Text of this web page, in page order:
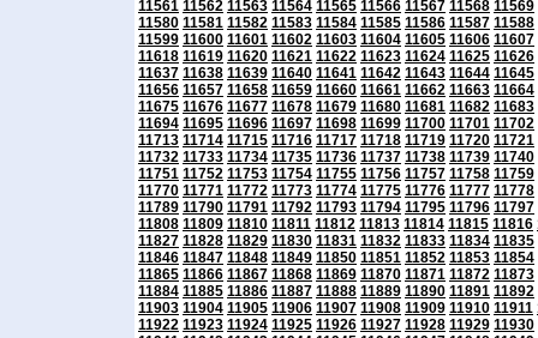
11561 11562 11563 11564 11565 11566 11567 11568 11569
11580 11581 11582 11583 11584 11585 11586 11587 11588
11599 11600 11601 11602 11603 11604 11605 11606 11607
11618 11619 11620 11621 11622 11623 11624 11625 11626
11637 11638 11639 11640 11641 11642 11643 11644 11645
11656 11657 11658 11659 11660 11661 11662 11663 11664
11675 11676 11677 11678 11679 11680 11681 11682 11683
11694 11695 11696 11697 11698 11699 11700 11701 11702
11713 11714 11715 11716 11717 11718 11719 11720 11721
11732 11733 11734 11735 11736 11737 11738 11739 11740
11751 11752 11753 11754 11755 11756 11757 11758 11759
11770 11771 11772 11773 11774 11775 11776 11777 11778
11789 11790 11791 11792 11793 11794 11795 11796 11797
11808 11809 11810 11811 11812 11813 11814 11815 11816
11827 11828 11829 11830 11831 11832 11833 11834 11835
11846 11847 11848 11849 11850 11851 11852 11853 11854
11865 11866 11867 11868 11869 11870 11871 11872 11873
11884 11885 11886 11887 11888 11889 11890 11891 11892
11903 11904 11905 11906 11907 11908 11909 11910 11911
11922 11923 11924 11925 11926 11927 11928 11929 11930